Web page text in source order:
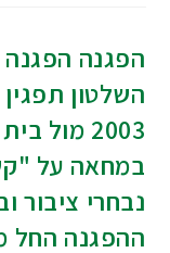
הפגנה
2003
במחאה על
נבחרי ציבור